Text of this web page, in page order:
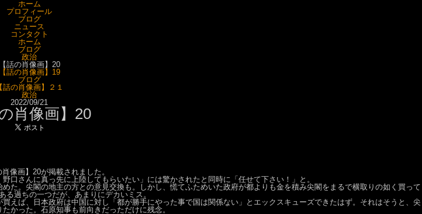
ホーム
プロフィール
ブログ
ニュース
コンタクト
ホーム
ブログ
政治
【話の肖像画】20
【話の肖像画】19
ブログ
【話の肖像画】２１
政治
2022/09/21
の肖像画】20
像画】20が掲載されました。
口さんに真っ先に上陸してもらいたい」には驚かされたと同時に「任せて下さい！」と。
た。尖閣の地主の方との意見交換も。しかし、慌てふためいた政府が都よりも金を積み尖閣をまるで横取りの如く買って
る過ちの一つだが、あまりにデカいミス。
ば、日本政府は中国に対し「都が勝手にやった事で国は関係ない」とエックスキューズできたはず。それはそうと、尖
かった。石原知事も前向きだっただけに残念。